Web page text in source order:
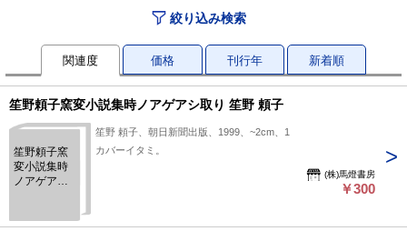
絞り込み検索
関連度 価格 刊行年 新着順
笙野頼子窯変小説集時ノアゲアシ取り 笙野 頼子
笙野頼子窯
変小説集時
ノアゲアシ
笙野 頼子、朝日新聞出版、1999、~2cm、1
カバーイタミ。
(株)馬燈書房
￥300